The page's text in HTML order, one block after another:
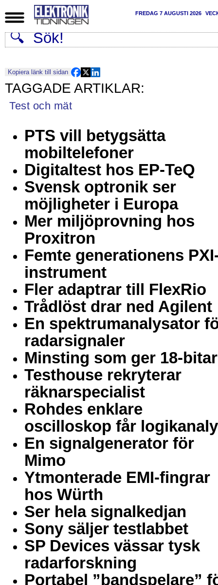
FREDAG 7 AUGUSTI 2026
Kopiera länk till sidan
Test och mät
PTS vill betygsätta
mobiltelefoner
Digitaltest hos EP-TeQ
Svensk optronik ser
möjligheter i Europa
Mer miljöprovning hos
Proxitron
Femte generationens
instrument
Fler adaptrar till FlexRio
Trådlöst drar ned Agilent
En spektrumanalysator
radarsignaler
Minsting som ger 18-bitar
Testhouse rekryterar
räknarspecialist
Rohdes enklare
oscilloskop får
En signalgenerator för
Mimo
Ytmonterade EMI-fingrar
hos Würth
Ser hela signalkedjan
Sony säljer testlabbet
SP Devices vässar tysk
radarforskning
Portabel ”bandspelare”